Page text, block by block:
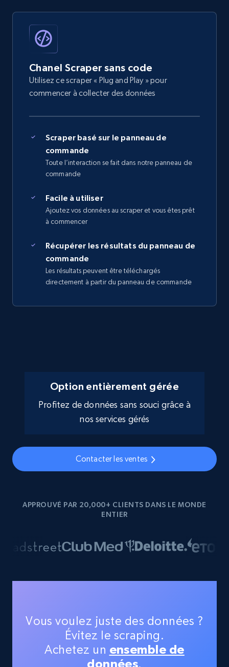
Chanel Scraper sans code
Utilisez ce scraper « Plug and Play » pour
commencer à collecter des données
Scraper basé sur le panneau de
commande
Toute l’interaction se fait dans notre panneau de
commande
Facile à utiliser
Ajoutez vos données au scraper et vous êtes prêt
à commencer
Récupérer les résultats du panneau de
commande
Les résultats peuvent être téléchargés
directement à partir du panneau de commande
Option entièrement gérée
Profitez de données sans souci grâce à
nos services gérés
Contacter les ventes
APPROUVÉ PAR 20,000+ CLIENTS DANS LE MONDE
ENTIER
Vous voulez juste des données ?
Évitez le scraping.
Achetez un ensemble de
données.